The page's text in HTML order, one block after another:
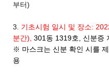
부터)
3. 기초시험 일시 및 장소:
분간), 301동 1319호, 신분증
※ 마스크는 신분 확인 시를
용